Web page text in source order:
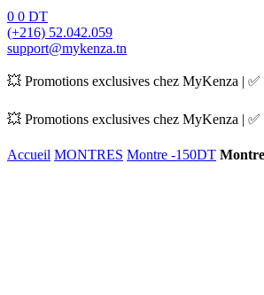
0 0 DT
(+216) 52.042.059
support@mykenza.tn
💥 Promotions exclusives chez MyKenza |
💥 Promotions exclusives chez MyKenza |
Accueil MONTRES Montre -150DT